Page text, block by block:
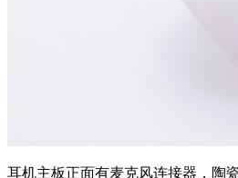
耳机主板正面有麦克风连接器，陶